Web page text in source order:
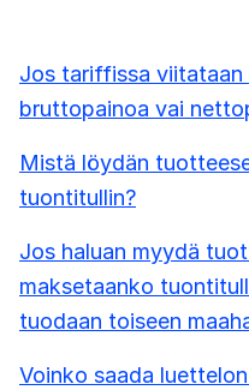
Jos tariffissa viitataan
bruttopainoa vai
Mistä löydän
tuontitullin?
Jos haluan myydä
maksetaanko
tuodaan toiseen
Voinko saada